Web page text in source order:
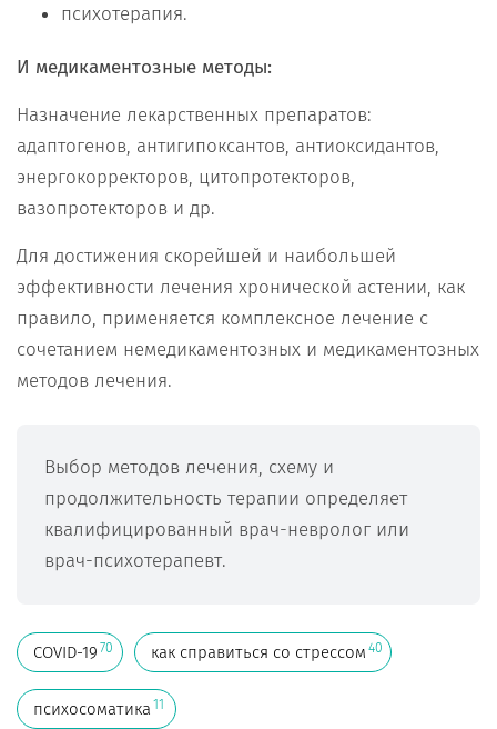
психотерапия.
И медикаментозные методы:
Назначение лекарственных препаратов:
адаптогенов, антигипоксантов, антиоксидантов,
энергокорректоров, цитопротекторов,
вазопротекторов и др.
Для достижения скорейшей и наибольшей
эффективности лечения хронической астении, как
правило, применяется комплексное лечение с
сочетанием немедикаментозных и медикаментозных
методов лечения.
Выбор методов лечения, схему и
продолжительность терапии определяет
квалифицированный врач-невролог или
врач-психотерапевт.
COVID-19 70 как справиться со стрессом 40
психосоматика 11